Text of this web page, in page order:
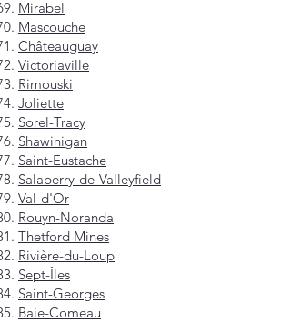
Mirabel
Mascouche
Châteauguay
Victoriaville
Rimouski
Joliette
Sorel-Tracy
Shawinigan
Saint-Eustache
Salaberry-de-Valleyfield
Val-d'Or
Rouyn-Noranda
Thetford Mines
Rivière-du-Loup
Sept-Îles
Saint-Georges
Baie-Comeau